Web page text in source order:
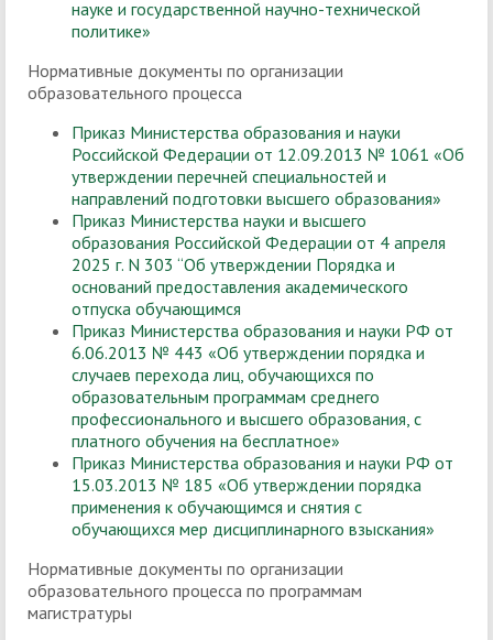
науке и государственной научно-технической
политике»
Нормативные документы по организации
образовательного процесса
Приказ Министерства образования и науки
Российской Федерации от 12.09.2013 № 1061 «Об
утверждении перечней специальностей и
направлений подготовки высшего образования»
Приказ Министерства науки и высшего
образования Российской Федерации от 4 апреля
2025 г. N 303 “Об утверждении Порядка и
оснований предоставления академического
отпуска обучающимся
Приказ Министерства образования и науки РФ от
6.06.2013 № 443 «Об утверждении порядка и
случаев перехода лиц, обучающихся по
образовательным программам среднего
профессионального и высшего образования, с
платного обучения на бесплатное»
Приказ Министерства образования и науки РФ от
15.03.2013 № 185 «Об утверждении порядка
применения к обучающимся и снятия с
обучающихся мер дисциплинарного взыскания»
Нормативные документы по организации
образовательного процесса по программам
магистратуры